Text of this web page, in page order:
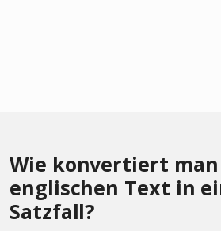
Wie konvertiert
englischen Text in
Satzfall?